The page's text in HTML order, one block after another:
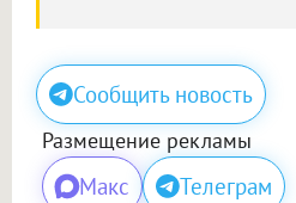
Сообщить новость
Размещение рекламы
Макс Телеграм